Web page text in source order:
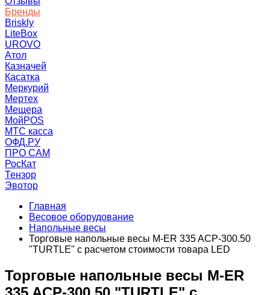
Бренды
Briskly
LiteBox
UROVO
Атол
Казначей
Касатка
Меркурий
Мертех
Мещера
МойPOS
МТС касса
ОФД.РУ
ПРО САМ
РосКат
Тензор
Эвотор
Главная
Весовое оборудование
Напольные весы
Торговые напольные весы M-ER 335 ACP-300.50
"TURTLE" с расчетом стоимости товара LED
Торговые напольные весы M-ER